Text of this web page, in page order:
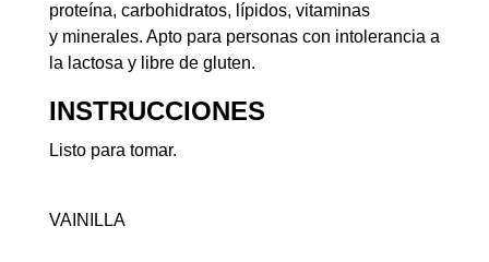
proteína, carbohidratos, lípidos, vitaminas
y minerales. Apto para personas con intolerancia a
la lactosa y libre de gluten.
INSTRUCCIONES
Listo para tomar.
VAINILLA